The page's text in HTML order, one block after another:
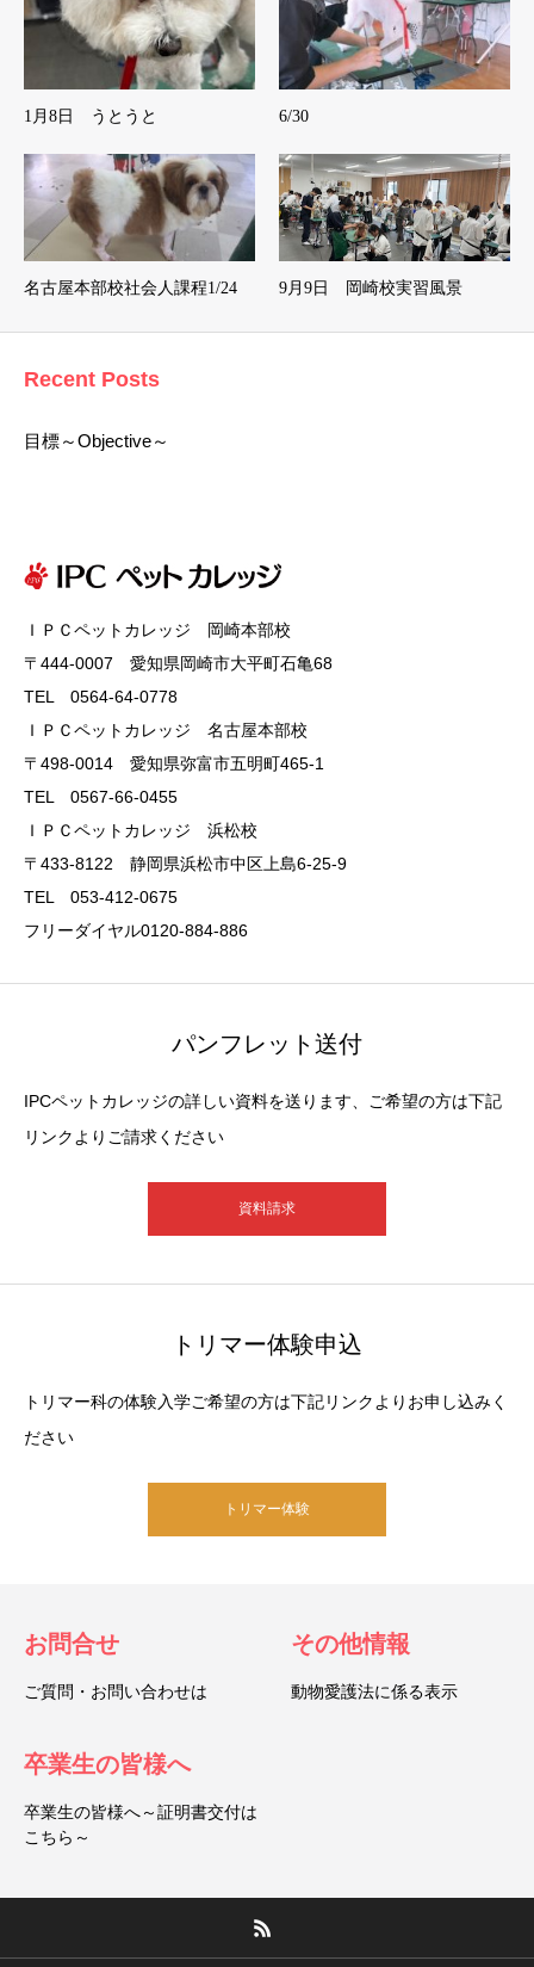
1月8日 うとうと 6/30
名古屋本部校社会人課程1/24 9月9日 岡崎校実習風景
Recent Posts
目標～Objective～
ＩＰＣペットカレッジ 岡崎本部校
〒444-0007 愛知県岡崎市大平町石亀68
TEL 0564-64-0778
ＩＰＣペットカレッジ 名古屋本部校
〒498-0014 愛知県弥富市五明町465-1
TEL 0567-66-0455
ＩＰＣペットカレッジ 浜松校
〒433-8122 静岡県浜松市中区上島6-25-9
TEL 053-412-0675
フリーダイヤル0120-884-886
パンフレット送付
IPCペットカレッジの詳しい資料を送ります、ご希望の方は下記
リンクよりご請求ください
資料請求
トリマー体験申込
トリマー科の体験入学ご希望の方は下記リンクよりお申し込みく
ださい
トリマー体験
お問合せ
ご質問・お問い合わせは
その他情報
動物愛護法に係る表示
卒業生の皆様へ
卒業生の皆様へ～証明書交付は
こちら～